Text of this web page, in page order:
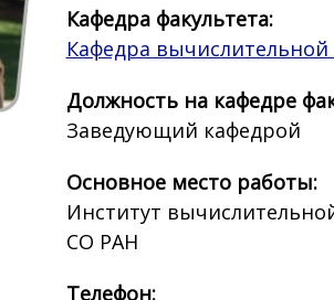
Кафедра факультета:
Кафедра
Должность на кафедре
Заведующий кафедрой
Основное место работы:
Институт
СО РАН
Телефон: